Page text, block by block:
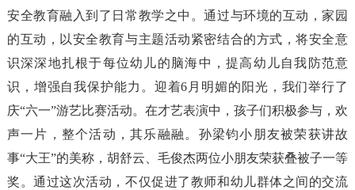
安全教育融入到了日常教学之中。通过与环境的互动，家园
的互动，以安全教育与主题活动紧密结合的方式，将安全意
识深深地扎根于每位幼儿的脑海中，提高幼儿自我防范意
识，增强自我保护能力。迎着6月明媚的阳光，我们举行了
庆“六一”游艺比赛活动。在才艺表演中，孩子们积极参与，欢
声一片，整个活动，其乐融融。孙梁钧小朋友被荣获讲故
事“大王”的美称，胡舒云、毛俊杰两位小朋友荣获叠被子一等
奖。通过这次活动，不仅促进了教师和幼儿群体之间的交流